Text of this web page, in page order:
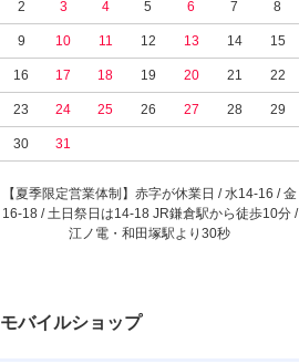
2 3 4 5 6 7 8
9 10 11 12 13 14 15
16 17 18 19 20 21 22
23 24 25 26 27 28 29
30 31
【夏季限定営業体制】赤字が休業日 / 水14-16 / 金
16-18 / 土日祭日は14-18 JR鎌倉駅から徒歩10分 /
江ノ電・和田塚駅より30秒
モバイルショップ